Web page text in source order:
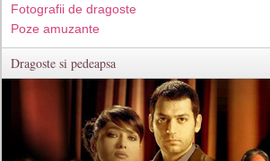
Fotografii de dragoste
Poze amuzante
Dragoste si pedeapsa